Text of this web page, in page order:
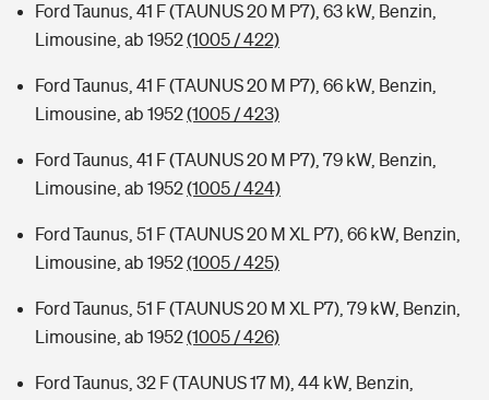
Ford Taunus, 41 F (TAUNUS 20 M P7), 63 kW, Benzin,
Limousine, ab 1952(1005 / 422)
Ford Taunus, 41 F (TAUNUS 20 M P7), 66 kW, Benzin,
Limousine, ab 1952(1005 / 423)
Ford Taunus, 41 F (TAUNUS 20 M P7), 79 kW, Benzin,
Limousine, ab 1952(1005 / 424)
Ford Taunus, 51 F (TAUNUS 20 M XL P7), 66 kW, Benzin,
Limousine, ab 1952(1005 / 425)
Ford Taunus, 51 F (TAUNUS 20 M XL P7), 79 kW, Benzin,
Limousine, ab 1952(1005 / 426)
Ford Taunus, 32 F (TAUNUS 17 M), 44 kW, Benzin,